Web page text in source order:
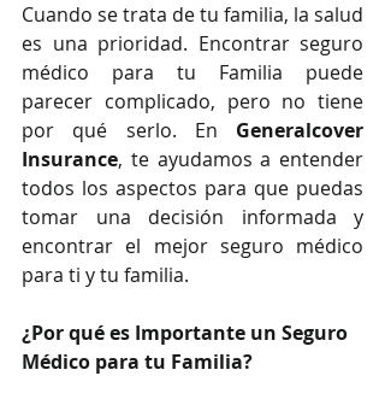
Cuando se trata de tu familia, la salud
es una prioridad. Encontrar seguro
médico para tu Familia puede
parecer complicado, pero no tiene
por qué serlo. En Generalcover
Insurance, te ayudamos a entender
todos los aspectos para que puedas
tomar una decisión informada y
encontrar el mejor seguro médico
para ti y tu familia.
¿Por qué es Importante un Seguro
Médico para tu Familia?